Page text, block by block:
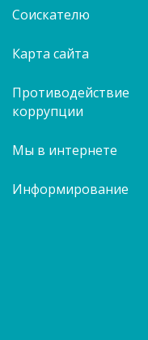
Соискателю
Карта сайта
Противодействие
коррупции
Мы в интернете
Информирование